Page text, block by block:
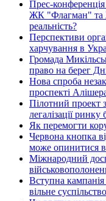
Прес-конференція
ЖК "Флагман" та
реальність?
Перспективи
харчування в
Громада
право на берег
Нова спроба
проспекті
Пілотний проект
легалізації
Як перемогти
Червона кнопка
може опинитися
Міжнародний
Вступна кампанія
вільне